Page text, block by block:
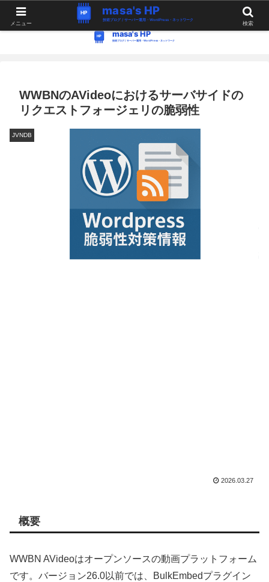
WordPress・Linux関連の情報。つぶやき。
WWBNのAVideoにおけるサーバサイドの
リクエストフォージェリの脆弱性
JVNDB
2026.03.27
概要
WWBN AVideoはオープンソースの動画プラットフォーム
です。バージョン26.0以前では、BulkEmbedプラグイン
メニュー 検索